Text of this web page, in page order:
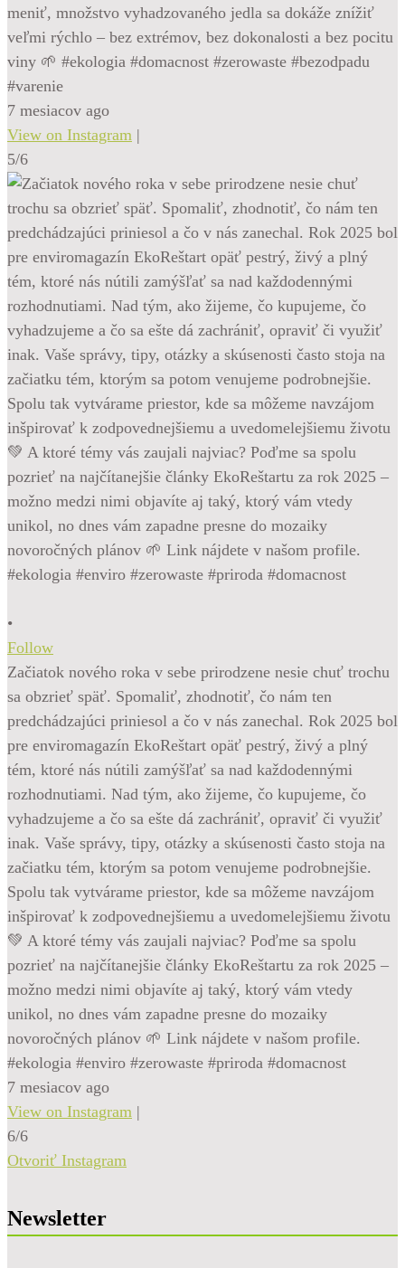
meniť, množstvo vyhadzovaného jedla sa dokáže znížiť
veľmi rýchlo – bez extrémov, bez dokonalosti a bez pocitu
viny 🌱 #ekologia #domacnost #zerowaste #bezodpadu
#varenie
7 mesiacov ago
View on Instagram |
5/6
•
Follow
Začiatok nového roka v sebe prirodzene nesie chuť trochu
sa obzrieť späť. Spomaliť, zhodnotiť, čo nám ten
predchádzajúci priniesol a čo v nás zanechal. Rok 2025 bol
pre enviromagazín EkoReštart opäť pestrý, živý a plný
tém, ktoré nás nútili zamýšľať sa nad každodennými
rozhodnutiami. Nad tým, ako žijeme, čo kupujeme, čo
vyhadzujeme a čo sa ešte dá zachrániť, opraviť či využiť
inak. Vaše správy, tipy, otázky a skúsenosti často stoja na
začiatku tém, ktorým sa potom venujeme podrobnejšie.
Spolu tak vytvárame priestor, kde sa môžeme navzájom
inšpirovať k zodpovednejšiemu a uvedomelejšiemu životu
💚 A ktoré témy vás zaujali najviac? Poďme sa spolu
pozrieť na najčítanejšie články EkoReštartu za rok 2025 –
možno medzi nimi objavíte aj taký, ktorý vám vtedy
unikol, no dnes vám zapadne presne do mozaiky
novoročných plánov 🌱 Link nájdete v našom profile.
#ekologia #enviro #zerowaste #priroda #domacnost
7 mesiacov ago
View on Instagram |
6/6
Otvoriť Instagram
Newsletter